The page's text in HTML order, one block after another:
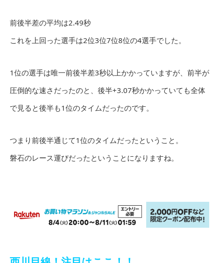
前後半差の平均は2.49秒
これを上回った選手は2位3位7位8位の4選手でした。
1位の選手は唯一前後半差3秒以上かかっていますが、前半が
圧倒的な速さだったのと、後半+3.07秒かかっていても全体
で見ると後半も1位のタイムだったのです。
つまり前後半通じて1位のタイムだったということ。
磐石のレース運びだったということになりますね。